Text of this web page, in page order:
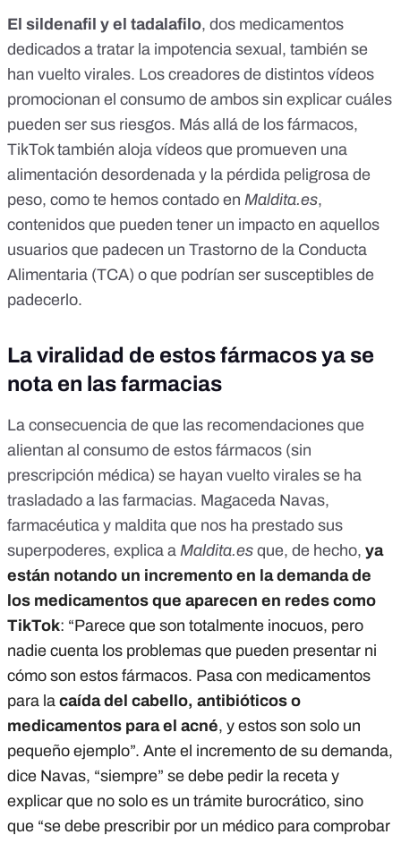
El sildenafil y el tadalafilo, dos medicamentos
dedicados a tratar la impotencia sexual , también se
han vuelto virales. Los creadores de distintos vídeos
promocionan el consumo de ambos sin explicar cuáles
pueden ser sus riesgos. Más allá de los fármacos,
TikTok también aloja vídeos que promueven una
alimentación desordenada y la pérdida peligrosa de
peso, como te hemos contado en Maldita.es,
contenidos que pueden tener un impacto en aquellos
usuarios que padecen un Trastorno de la Conducta
Alimentaria (TCA) o que podrían ser susceptibles de
padecerlo.
La viralidad de estos fármacos ya se
nota en las farmacias
La consecuencia de que las recomendaciones que
alientan al consumo de estos fármacos (sin
prescripción médica) se hayan vuelto virales se ha
trasladado a las farmacias. Magaceda Navas,
farmacéutica y maldita que nos ha prestado sus
superpoderes, explica a Maldita.es que, de hecho, ya
están notando un incremento en la demanda de
los medicamentos que aparecen en redes como
TikTok: “Parece que son totalmente inocuos, pero
nadie cuenta los problemas que pueden presentar ni
cómo son estos fármacos. Pasa con medicamentos
para la caída del cabello, antibióticos o
medicamentos para el acné, y estos son solo un
pequeño ejemplo”. Ante el incremento de su demanda,
dice Navas, “siempre” se debe pedir la receta y
explicar que no solo es un trámite burocrático, sino
que “se debe prescribir por un médico para comprobar